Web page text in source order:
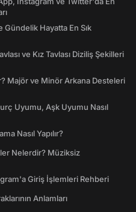
Hayatta En Sık
ve Kız Tavlası Diziliş Şekilleri
Majör ve Minör Arkana Desteleri
Uyumu, Aşk Uyumu Nasıl
Nasıl Yapılır?
Nelerdir? Müziksiz
Giriş İşlemleri Rehberi
Anlamları